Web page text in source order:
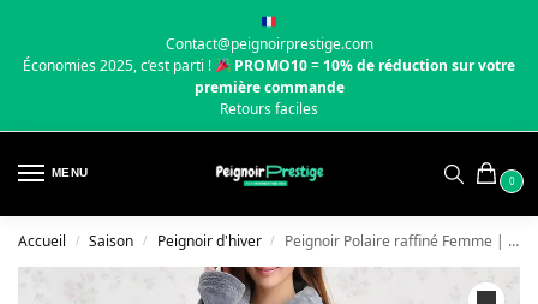
Contact@peignoirprestige.com
Économies 2025, c’est parti !
PROMO10=10% de réduction sur votre
première commande
Retours faciles
MENU
0
Accueil / Saison / Peignoir d'hiver / Peignoir Polaire raffiné Femme | Gris